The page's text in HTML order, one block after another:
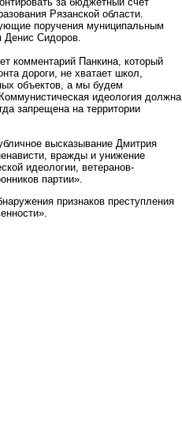
Рязанской области.
поручения муниципальным
Денис Сидоров.
комментарий Панкина, который
дороги, не хватает школ,
объектов, а мы будем
идеология должна
запрещена на территории
высказывание Дмитрия
вражды и унижение
идеологии, ветеранов-
партии».
признаков преступления